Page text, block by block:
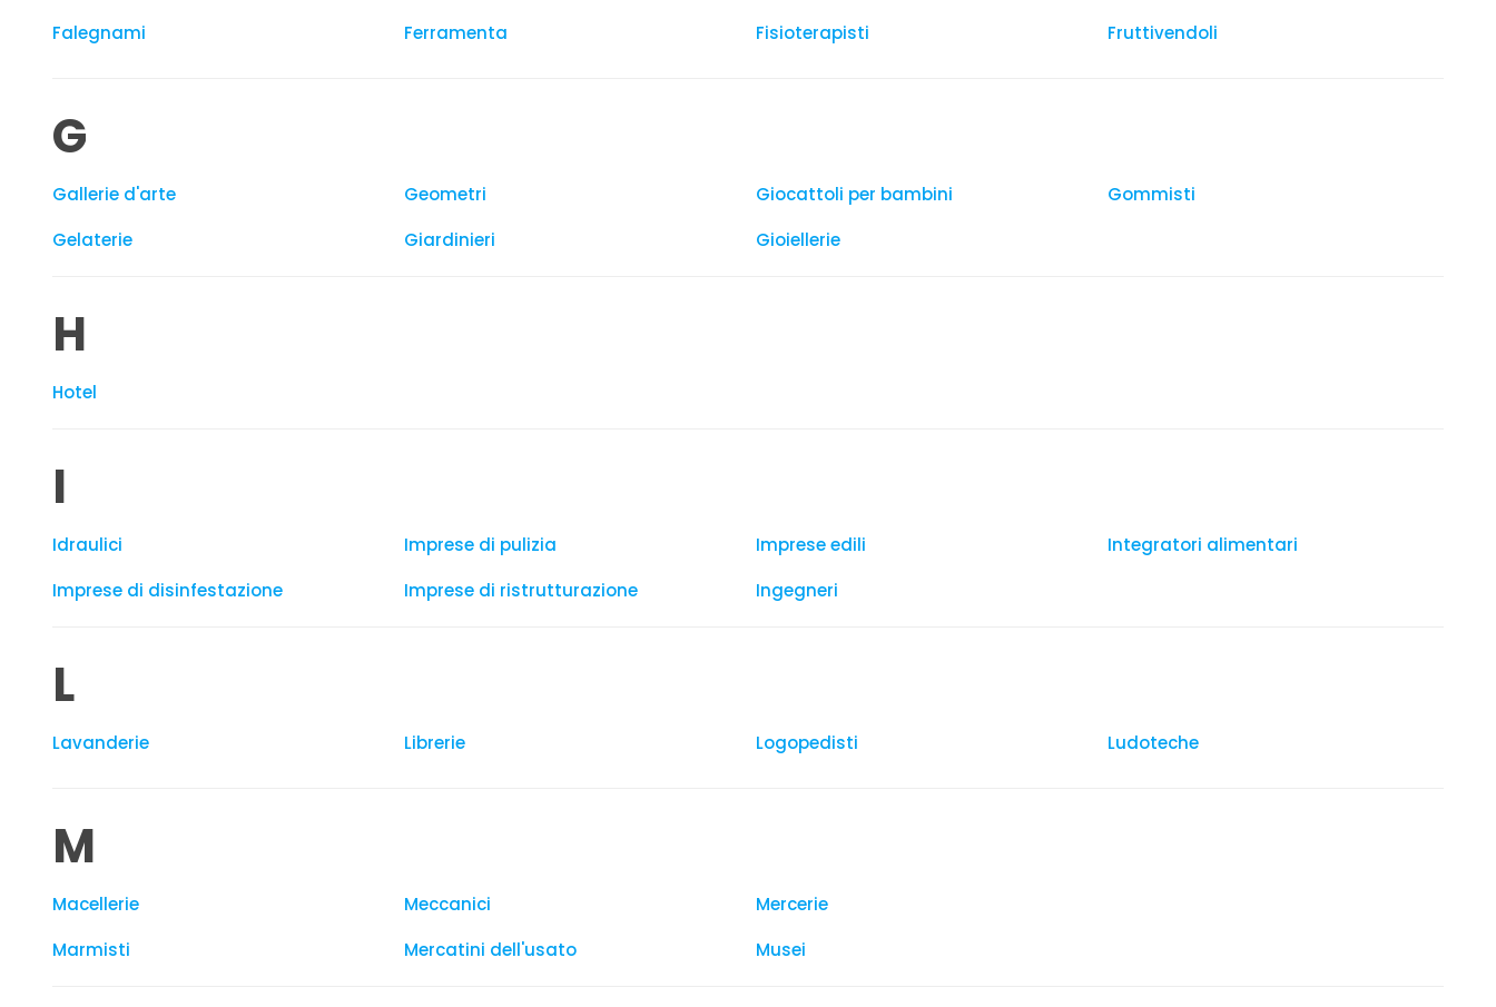
Falegnami
Ferramenta
Fisioterapisti
Fruttivendoli
G
Gallerie d'arte
Gelaterie
Geometri
Giardinieri
Giocattoli per bambini
Gioiellerie
Gommisti
H
Hotel
I
Idraulici
Imprese di disinfestazione
Imprese di pulizia
Imprese di ristrutturazione
Imprese edili
Ingegneri
Integratori alimentari
L
Lavanderie Librerie Logopedisti Ludoteche
M
Macellerie
Marmisti
Meccanici
Mercatini dell'usato
Mercerie
Musei